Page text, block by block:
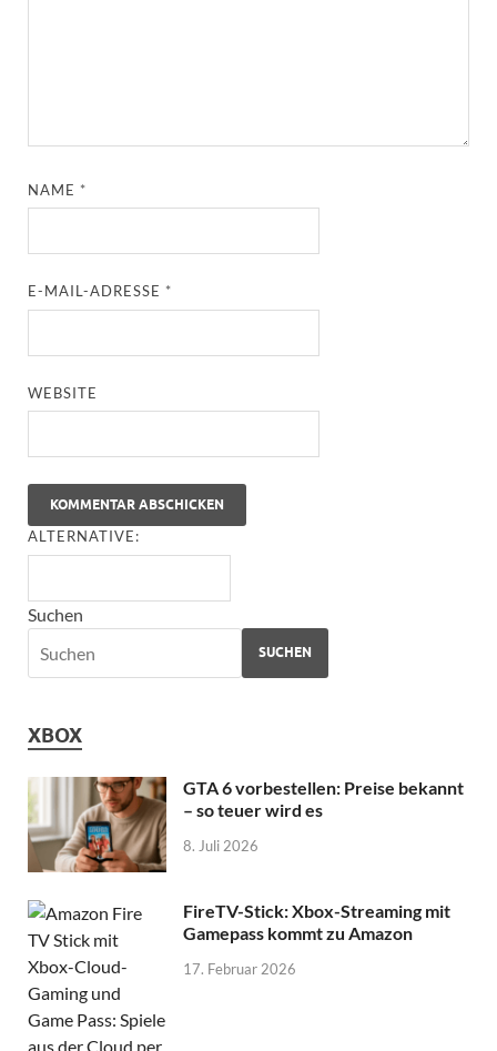
NAME *
E-MAIL-ADRESSE *
WEBSITE
ALTERNATIVE:
Suchen
SUCHEN
XBOX
GTA 6 vorbestellen: Preise bekannt
– so teuer wird es
8. Juli 2026
FireTV-Stick: Xbox-Streaming mit
Gamepass kommt zu Amazon
17. Februar 2026